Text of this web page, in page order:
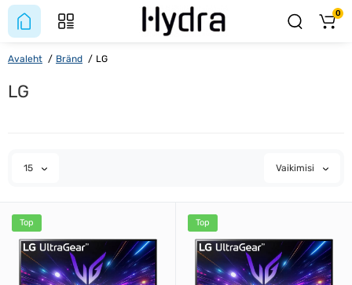
0
Avaleht Bränd LG
LG
15 Vaikimisi
Top Top